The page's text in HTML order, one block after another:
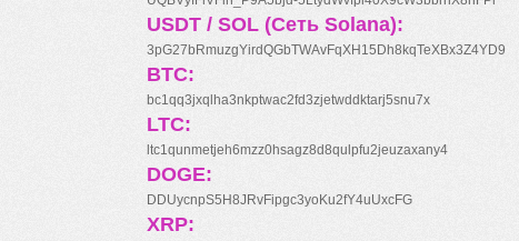
USDT / SOL (Сеть Solana):
3pG27bRmuzgYirdQGbTWAvFqXH15Dh8kqTeXBx3Z4YD9
BTC:
bc1qq3jxqlha3nkptwac2fd3zjetwddktarj5snu7x
LTC:
ltc1qunmetjeh6mzz0hsagz8d8qulpfu2jeuzaxany4
DOGE:
DDUycnpS5H8JRvFipgc3yoKu2fY4uUxcFG
XRP: